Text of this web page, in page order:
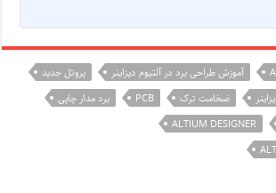
آموزش طراحی برد در آلتیوم دیزاینر
پروتل جدید
ضخامت ترک PCB
برد مدار چاپی
ALTIUM DESIGNER